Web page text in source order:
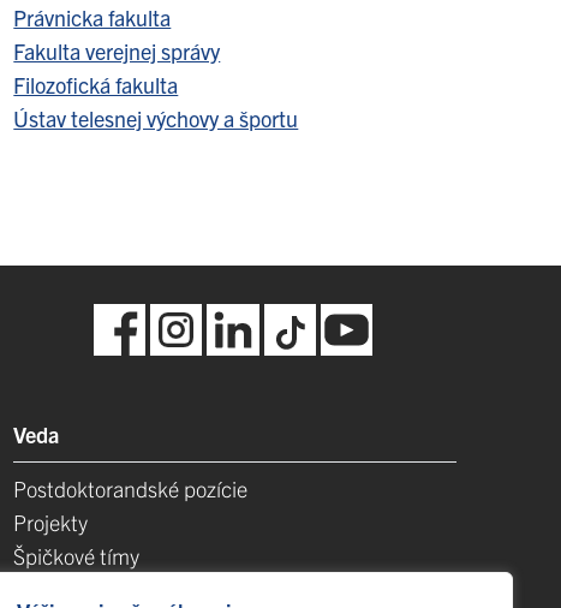
Právnicka fakulta
Fakulta verejnej správy
Filozofická fakulta
Ústav telesnej výchovy a športu
Veda
Postdoktorandské pozície
Projekty
Špičkové tímy